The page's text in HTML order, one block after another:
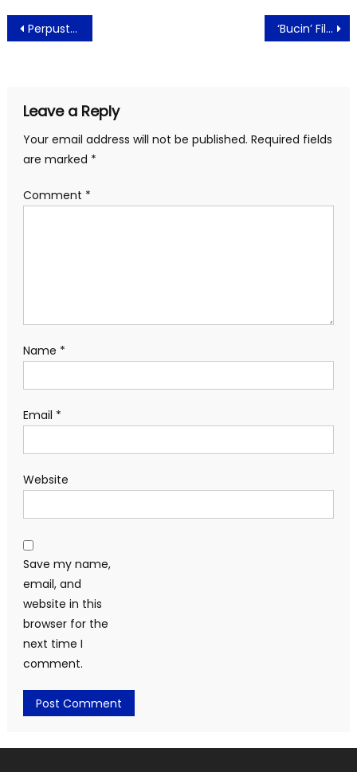
Post
navigation
Perpustakaan Mampu Wujudkan SDM Unggul Yang Berdaya Saing Di Era Global ‘Bucin’ Film Drama Komedi Jadwal Tayang Bulan Maret 2020
Leave a Reply
Your email address will not be published. Required fields
are marked *
Comment *
Name *
Email *
Website
Save my name,
email, and
website in this
browser for the
next time I
comment.